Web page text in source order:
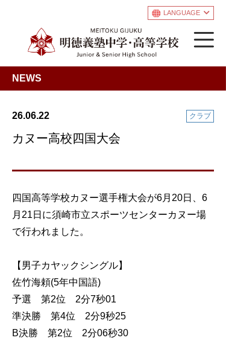
LANGUAGE
NEWS
クラブ
26.06.22
カヌー高校四国大会
四国高等学校カヌー選手権大会が6月20日、6
月21日に須崎市立スポーツセンターカヌー場
で行われました。
【男子カヤックシングル】
佐竹海頼(5年中国語)
予選 第2位 2分7秒01
準決勝 第4位 2分9秒25
B決勝 第2位 2分06秒30